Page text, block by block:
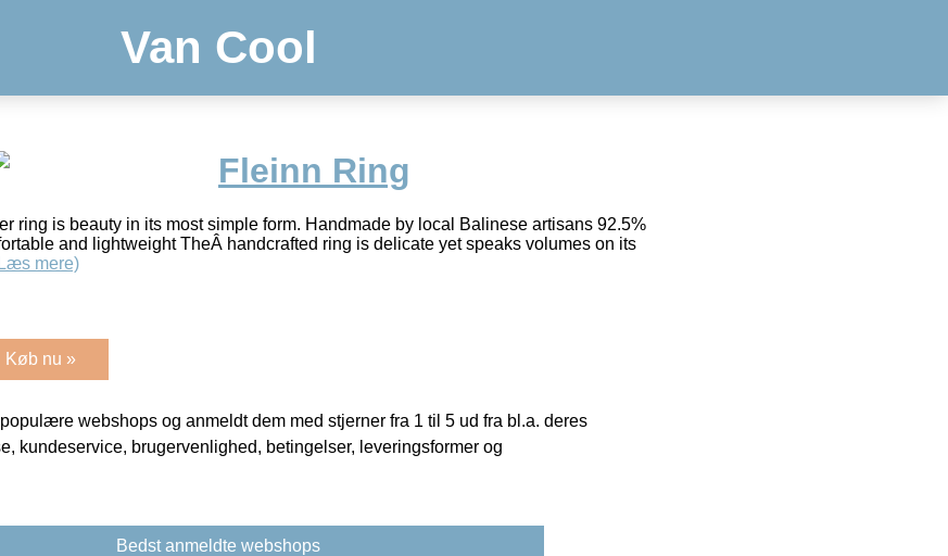
Van Cool
Fleinn Ring
ring is beauty in its most simple form. Handmade by local Balinese artisans 92.5%
and lightweight TheÂ handcrafted ring is delicate yet speaks volumes on its
mere)
Køb nu »
webshops og anmeldt dem med stjerner fra 1 til 5 ud fra bl.a. deres
kundeservice, brugervenlighed, betingelser, leveringsformer og
Bedst anmeldte webshops